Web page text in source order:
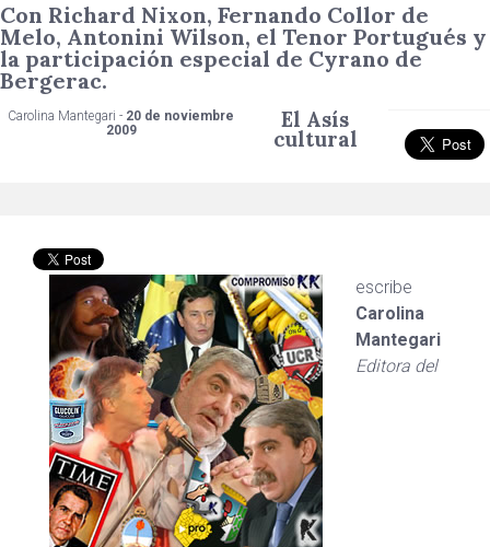
Con Richard Nixon, Fernando Collor de
Melo, Antonini Wilson, el Tenor Portugués y
la participación especial de Cyrano de
Bergerac.
Carolina Mantegari - 20 de noviembre
2009
El Asís
cultural
escribe
Carolina
Mantegari
Editora del